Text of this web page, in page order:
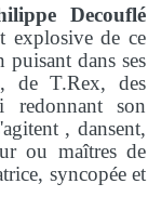
Decouflé
explosive de ce
dans ses
de T.Rex, des
redonnant son
, dansent,
ou maîtres de
syncopée et